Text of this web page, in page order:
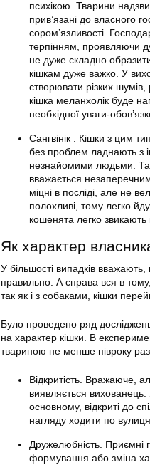
психікою. Тварини
прив’язані до власного
сором’язливості.
терпінням, проявляючи
не дуже складно
кішкам дуже важко. У
створювати різких
кішка меланхолік буде
необхідної уваги-
Сангвінік . Кішки з цим
без проблем ладнають з
незнайомими людьми.
вважається
міцні в посліді, але не
полохливі, тому легко
кошенята легко звикають
Як характер
У більшості випадків
правильно. А справа вся в
так як і з собаками, кішки
Було проведено ряд
на характер кішки. В
твариною не менше півроку
Відкритість. Вражаюче,
виявляється вихованець.
основному, відкриті до
нагляду ходити по
Дружелюбність. Приємні
формування або зміна